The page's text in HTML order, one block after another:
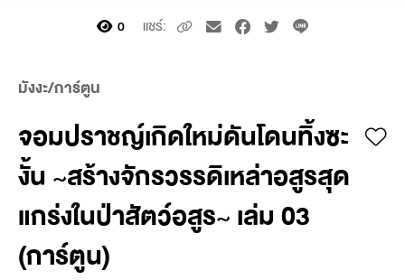
0 แชร์:
มังงะ/การ์ตูน
จอมปราชญ์เกิดใหม่ดันโดนทิ้งซะ
งั้น ~สร้างจักรวรรดิเหล่าอสูรสุด
แกร่งในป่าสัตว์อสูร~ เล่ม 03
(การ์ตูน)